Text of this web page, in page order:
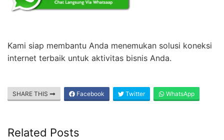
Kami siap membantu Anda menemukan solusi koneksi
internet terbaik untuk aktivitas bisnis Anda.
SHARE THIS Facebook Twitter WhatsApp
Related Posts